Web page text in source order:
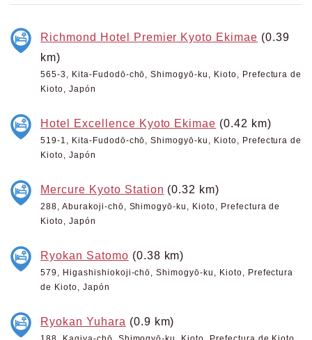
Richmond Hotel Premier Kyoto Ekimae (0.39
km)
565-3, Kita-Fudodō-chō, Shimogyō-ku, Kioto, Prefectura de
Kioto, Japón
Hotel Excellence Kyoto Ekimae (0.42 km)
519-1, Kita-Fudodō-chō, Shimogyō-ku, Kioto, Prefectura de
Kioto, Japón
Mercure Kyoto Station (0.32 km)
288, Aburakoji-chō, Shimogyō-ku, Kioto, Prefectura de
Kioto, Japón
Ryokan Satomo (0.38 km)
579, Higashishiokoji-chō, Shimogyō-ku, Kioto, Prefectura
de Kioto, Japón
Ryokan Yuhara (0.9 km)